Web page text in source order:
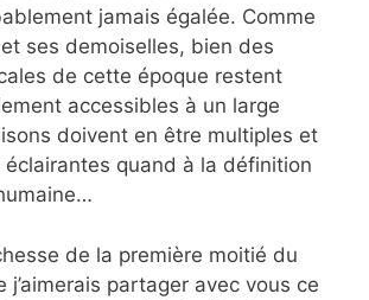
jamais égalée. Comme
ses demoiselles, bien des
de cette époque restent
accessibles à un large
doivent en être multiples et
quand à la définition
de la première moitié du
j’aimerais partager avec vous ce